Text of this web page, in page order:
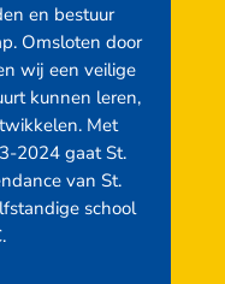
en bestuur
Omsloten door
wij een veilige
kunnen leren,
Met
2024 gaat St.
van St.
school